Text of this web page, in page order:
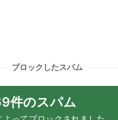
ブロックしたスパム
件のスパム